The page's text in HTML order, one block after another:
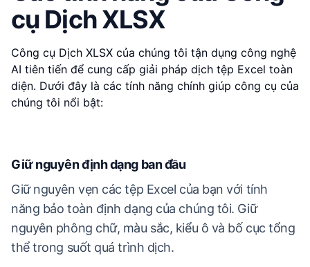
cụ Dịch XLSX
Công cụ Dịch XLSX của chúng tôi tận dụng công nghệ
AI tiên tiến để cung cấp giải pháp dịch tệp Excel toàn
diện. Dưới đây là các tính năng chính giúp công cụ của
chúng tôi nổi bật:
Giữ nguyên định dạng ban đầu
Giữ nguyên vẹn các tệp Excel của bạn với tính
năng bảo toàn định dạng của chúng tôi. Giữ
nguyên phông chữ, màu sắc, kiểu ô và bố cục tổng
thể trong suốt quá trình dịch.